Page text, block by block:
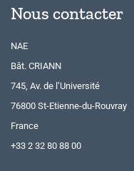
Nous contacter
NAE
Bât. CRIANN
745, Av. de l’Université
76800 St-Etienne-du-Rouvray
France
+33 2 32 80 88 00